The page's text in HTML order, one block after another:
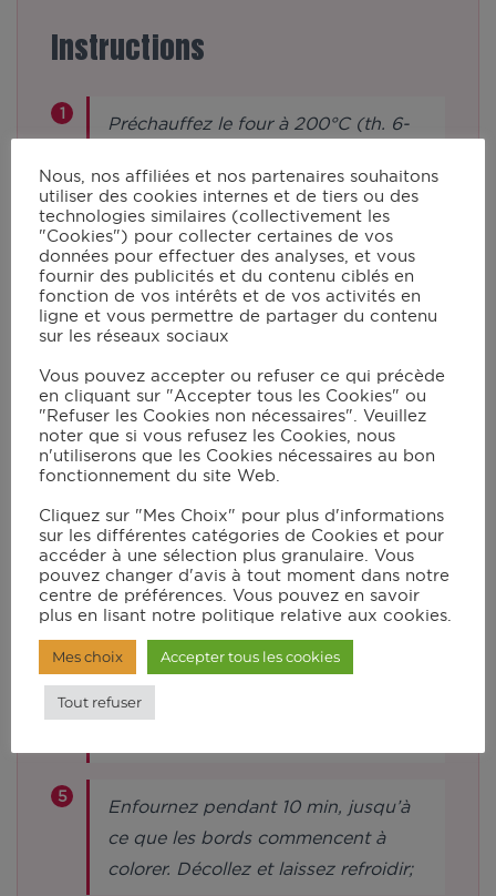
Instructions
Préchauffez le four à 200°C (th. 6-
Dans le bol du robot muni du
couteau pour pétrir/concasser,
mettez le beurre, le sucre, le sel et la
vanille. Mixez en vitesse 4 à 80°C
pendant 3 min.
Ajoutez les œufs et mixez en vitesse
9 pendant 1min. Lorsqu’ils sont bien
incorporés, ajoutez la farine cuillère
par cuillère par le centre du
couvercle. Raclez les parois du bol
et mixez de nouveau 30s.
Sur une plaque recouverte de papier
cuisson, déposez des petits tas de
pâte et donnez leur une forme
Enfournez pendant 10 min, jusqu’à
ce que les bords commencent à
colorer. Décollez et laissez refroidir;
Nous, nos affiliées et nos partenaires souhaitons
utiliser des cookies internes et de tiers ou des
technologies similaires (collectivement les
"Cookies") pour collecter certaines de vos
données pour effectuer des analyses, et vous
fournir des publicités et du contenu ciblés en
fonction de vos intérêts et de vos activités en
ligne et vous permettre de partager du contenu
sur les réseaux sociaux
Vous pouvez accepter ou refuser ce qui précède
en cliquant sur "Accepter tous les Cookies" ou
"Refuser les Cookies non nécessaires". Veuillez
noter que si vous refusez les Cookies, nous
n'utiliserons que les Cookies nécessaires au bon
fonctionnement du site Web.
Cliquez sur "Mes Choix" pour plus d'informations
sur les différentes catégories de Cookies et pour
accéder à une sélection plus granulaire. Vous
pouvez changer d'avis à tout moment dans notre
centre de préférences. Vous pouvez en savoir
plus en lisant notre politique relative aux cookies.
Mes choix Accepter tous les cookies
Tout refuser